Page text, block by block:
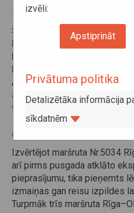
14. oktobris 2016
Sešu mēnešu ilgā laika
Nr.5034 Rīga–Olaine
Autotransporta direkcija
aktuālajai informācijai
vai jautājumu gadījumā
taksometru parks
adresi
Izvērtējot maršruta Nr.5034
arī pirms pusgada atklāto
pieprasījumu, tika pieņemts
izmaiņas gan reisu izpildes
Turpmāk trīs maršruta
izvēli:
Apstiprināt
Privātuma politika
Detalizētāka informācija
sīkdatnēm